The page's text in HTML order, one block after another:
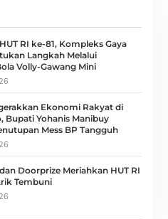
RI ke-81, Kompleks Gaya
Langkah Melalui
Volly-Gawang Mini
Ekonomi Rakyat di
Bupati Yohanis Manibuy
Mess BP Tangguh
Doorprize Meriahkan HUT RI
Tembuni